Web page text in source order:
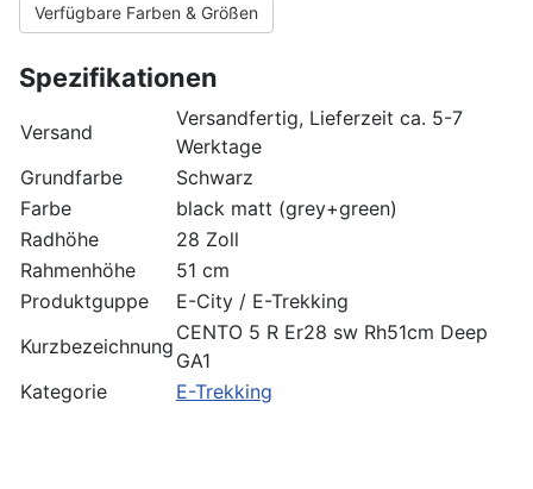
Verfügbare Farben & Größen
Spezifikationen
Versand
Versandfertig, Lieferzeit ca. 5-7
Werktage
Grundfarbe
Schwarz
Farbe
black matt (grey+green)
Radhöhe
28 Zoll
Rahmenhöhe
51 cm
Produktguppe
E-City / E-Trekking
Kurzbezeichnung
CENTO 5 R Er28 sw Rh51cm Deep
GA1
Kategorie
E-Trekking